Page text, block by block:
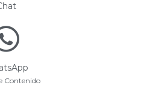
Contenido